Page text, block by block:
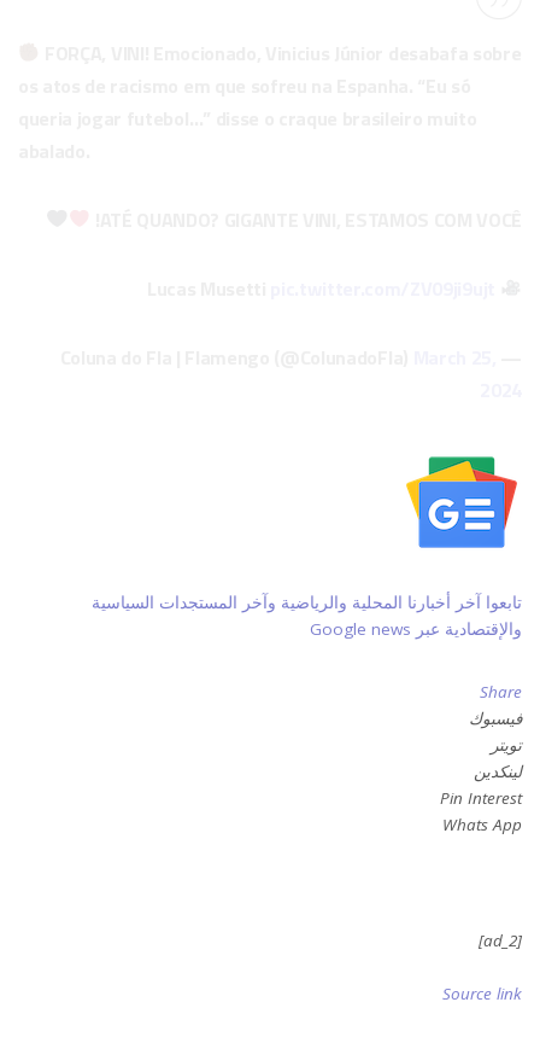
تابعوا آخر أخبارنا المحلية والرياضية وآخر المستجدات السياسية
والإقتصادية عبر Google news
Share
فيسبوك
تويتر
لينكدين
Pin Interest
Whats App
[ad_2]
Source link